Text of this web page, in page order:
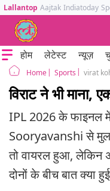
Lallantop Aajtak Indiatoday
होम लेटेस्ट न्यूज़
Home Sports
विराट ने भी माना,
IPL 2026 के फाइनल
Sooryavanshi से
तो वायरल हुआ, लेकिन
दोनों के बीच बात क्या